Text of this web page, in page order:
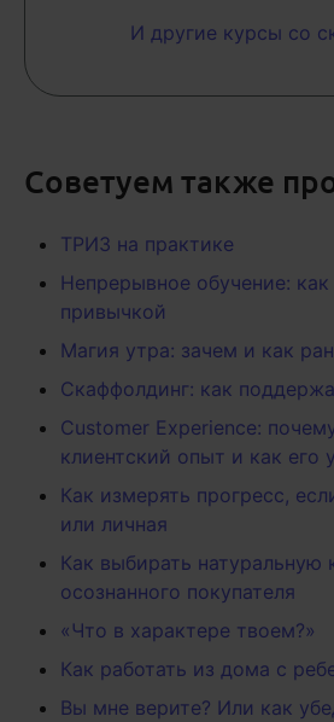
И другие курсы со
Советуем также
ТРИЗ на практике
Непрерывное обучение: как
привычкой
Магия утра: зачем и как
Скаффолдинг: как
Customer Experience:
клиентский опыт и как его
Как измерять прогресс,
или личная
Как выбирать натуральную
осознанного покупателя
«Что в характере твоем?»
Как работать из дома с
Вы мне верите? Или как